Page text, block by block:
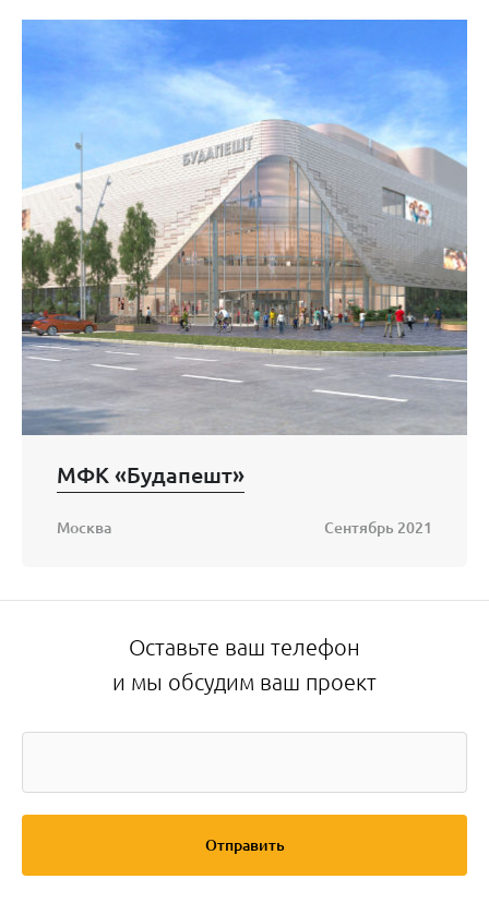
МФК «Будапешт»
Москва Сентябрь 2021
Оставьте ваш телефон
и мы обсудим ваш проект
Отправить